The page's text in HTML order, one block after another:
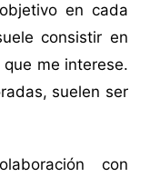
en cada
consistir en
me interese.
suelen ser
con